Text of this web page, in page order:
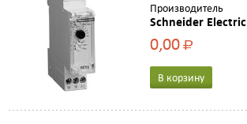
Производитель
Schneider Electric
0,00Р
В корзину